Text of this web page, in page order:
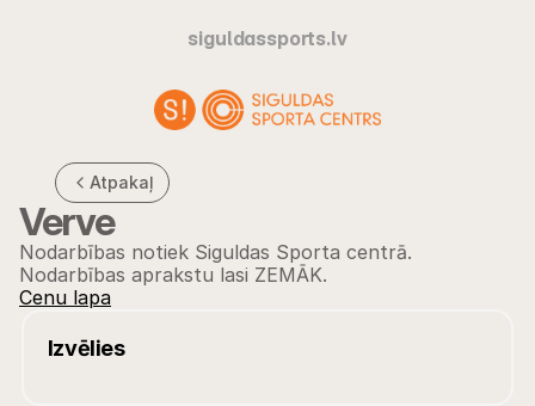
siguldassports.lv
Verve
Nodarbības notiek Siguldas Sporta centrā.
Nodarbības aprakstu lasi ZEMĀK.
Cenu lapa
Izvēlies
Atpakaļ